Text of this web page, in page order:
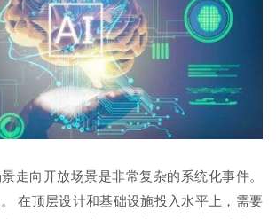
走向开放场景是非常复杂的系统化事件。
在顶层设计和基础设施投入水平上，需要